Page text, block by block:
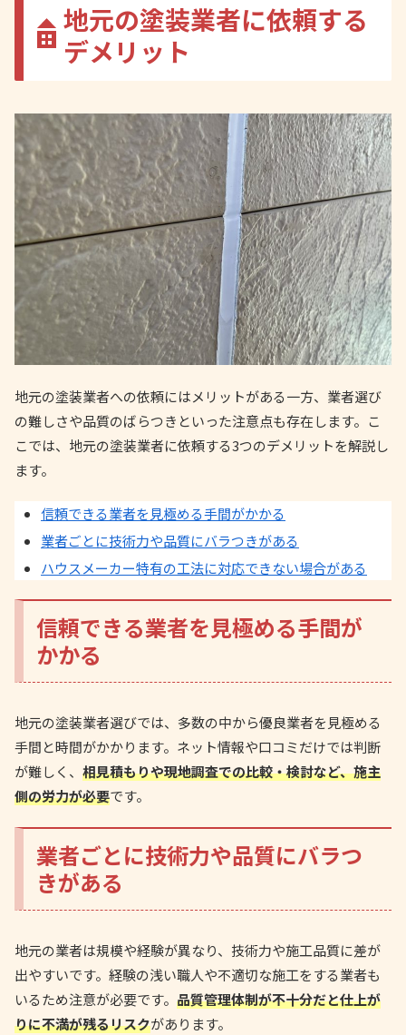
地元の塗装業者に依頼する
デメリット
地元の塗装業者への依頼にはメリットがある一方、業者選び
の難しさや品質のばらつきといった注意点も存在します。こ
こでは、地元の塗装業者に依頼する3つのデメリットを解説し
ます。
信頼できる業者を見極める手間がかかる
業者ごとに技術力や品質にバラつきがある
ハウスメーカー特有の工法に対応できない場合がある
信頼できる業者を見極める手間が
かかる
地元の塗装業者選びでは、多数の中から優良業者を見極める
手間と時間がかかります。ネット情報や口コミだけでは判断
が難しく、 相見積もりや現地調査での比較・検討など、施主
側の労力が必要です。
業者ごとに技術力や品質にバラつ
きがある
地元の業者は規模や経験が異なり、技術力や施工品質に差が
出やすいです。経験の浅い職人や不適切な施工をする業者も
いるため注意が必要です。 品質管理体制が不十分だと仕上が
りに不満が残るリスクがあります。